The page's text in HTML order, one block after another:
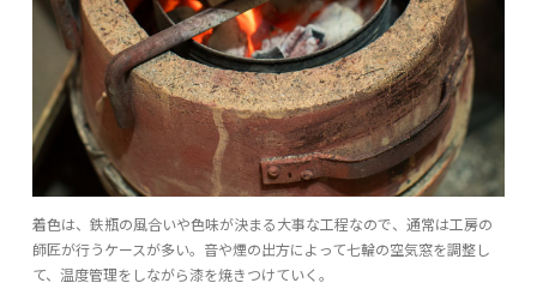
着色は、鉄瓶の風合いや色味が決まる大事な工程なので、通常は工房の
師匠が行うケースが多い。音や煙の出方によって七輪の空気窓を調整し
て、温度管理をしながら漆を焼きつけていく。